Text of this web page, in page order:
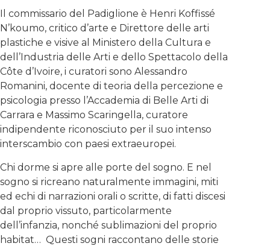
Il commissario del Padiglione è Henri Koffissé
N’koumo, critico d’arte e Direttore delle arti
plastiche e visive al Ministero della Cultura e
dell’Industria delle Arti e dello Spettacolo della
Côte d’Ivoire, i curatori sono Alessandro
Romanini, docente di teoria della percezione e
psicologia presso l’Accademia di Belle Arti di
Carrara e Massimo Scaringella, curatore
indipendente riconosciuto per il suo intenso
interscambio con paesi extraeuropei.
Chi dorme si apre alle porte del sogno. E nel
sogno si ricreano naturalmente immagini, miti
ed echi di narrazioni orali o scritte, di fatti discesi
dal proprio vissuto, particolarmente
dell’infanzia, nonché sublimazioni del proprio
habitat… Questi sogni raccontano delle storie